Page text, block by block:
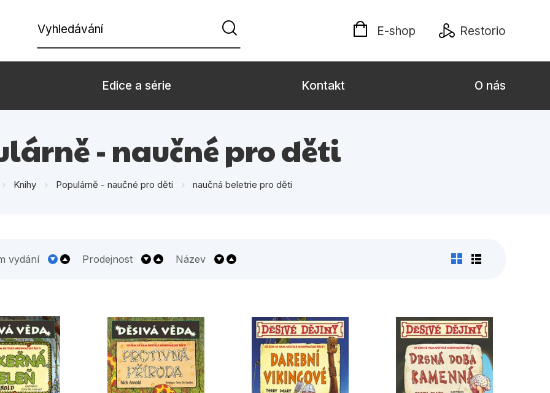
Vyhledávání E-shop Restorio
Dárkové zboží Hobby
Kalendáře Komiks
dospělé
Zdraví a životní styl
Všechny kategorie
Edice a série Kontakt O nás
- naučné pro děti
Knihy Populárně - naučné pro děti naučná beletrie pro děti
vydání Prodejnost Název